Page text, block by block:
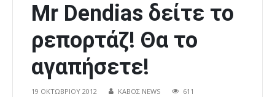
Mr Dendias δείτε το
ρεπορτάζ! Θα το
αγαπήσετε!
19 ΟΚΤΩΒΡΊΟΥ 2012 ΚΑΒΟΣ NEWS 611